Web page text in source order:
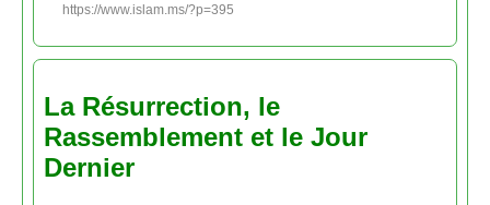
https://www.islam.ms/?p=395
La Résurrection, le
Rassemblement et le Jour
Dernier